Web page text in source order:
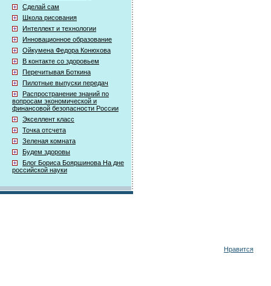
Сделай сам
Школа рисования
Интеллект и технологии
Инновационное образование
Ойкумена Федора Конюхова
В контакте со здоровьем
Перечитывая Боткина
Пилотные выпуски передач
Распространение знаний по
вопросам экономической и
финансовой безопасности России
Экселлент класс
Точка отсчета
Зеленая комната
Будем здоровы
Блог Бориса Бояршинова На дне
российской науки
Нравится